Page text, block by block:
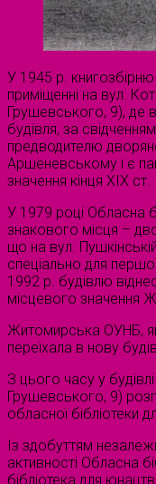
У 1945 р.
приміщенні на вул.
Грушевського, 9), де
будівля, за
предводителю
Аршеневському і є
значення кінця XIX ст.
У 1979 році Обласна
знакового місця –
що на вул.
спеціально для
1992 р. будівлю
місцевого значення
Житомирська ОУНБ,
переїхала в нову
З цього часу у
Грушевського, 9)
обласної бібліотеки
Із здобуттям
активності Обласна
бібліотека для